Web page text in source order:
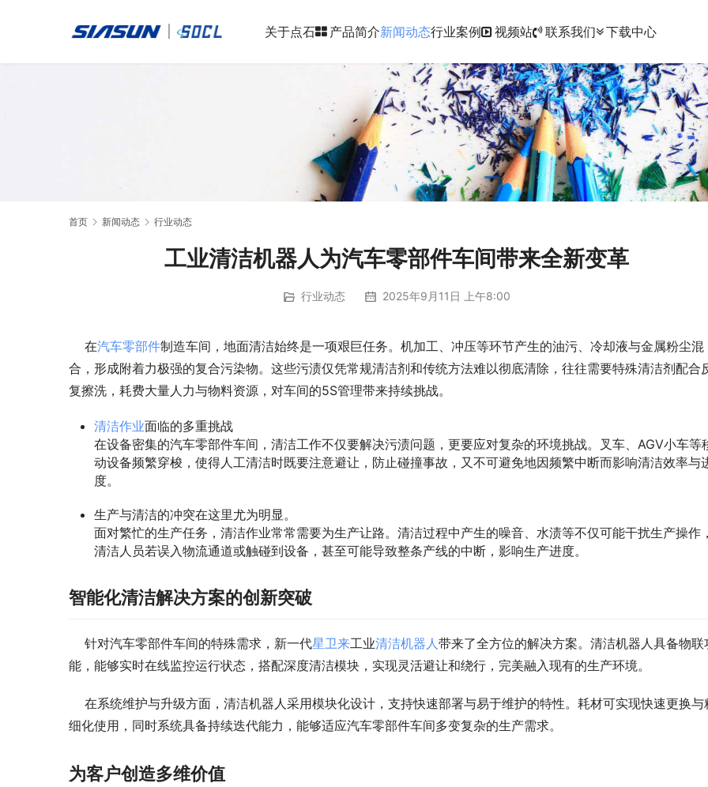
关于点石 产品简介新闻动态行业案例 视频站 联系我们 下载中心
首页 新闻动态 行业动态
工业清洁机器人为汽车零部件车间带来全新变革
行业动态 2025年9月11日 上午8:00
    在
汽车零部件制造车间，地面清洁始终是一项艰巨任务。机加工、冲压等环节产生的油污、冷却液与金属粉尘混
合，形成附着力极强的复合污染物。这些污渍仅凭常规清洁剂和传统方法难以彻底清除，往往需要特殊清洁剂配合
复擦洗，耗费大量人力与物料资源，对车间的5S管理带来持续挑战。
清洁作业面临的多重挑战
在设备密集的汽车零部件车间，清洁工作不仅要解决污渍问题，更要应对复杂的环境挑战。叉车、AGV小车等
动设备频繁穿梭，使得人工清洁时既要注意避让，防止碰撞事故，又不可避免地因频繁中断而影响清洁效率与
度。
生产与清洁的冲突在这里尤为明显。
面对繁忙的生产任务，清洁作业常常需要为生产让路。清洁过程中产生的噪音、水渍等不仅可能干扰生产操作
清洁人员若误入物流通道或触碰到设备，甚至可能导致整条产线的中断，影响生产进度。
智能化清洁解决方案的创新突破
    针对汽车零部件车间的特殊需求，新一代
星卫来工业清洁机器人 带来了全方位的解决方案。清洁机器人具备物联
能，能够实时在线监控运行状态，搭配深度清洁模块，实现灵活避让和绕行，完美融入现有的生产环境。
细化使用，同时系统具备持续迭代能力，能够适应汽车零部件车间多变复杂的生产需求。
为客户创造多维价值